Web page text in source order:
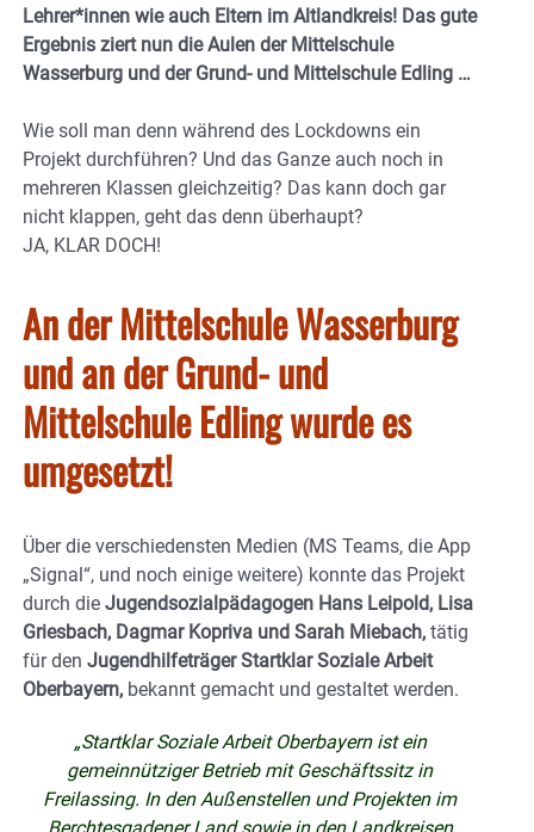
Lehrer*innen wie auch Eltern im Altlandkreis! Das gute
Ergebnis ziert nun die Aulen der Mittelschule
Wasserburg und der Grund- und Mittelschule Edling …
Wie soll man denn während des Lockdowns ein
Projekt durchführen? Und das Ganze auch noch in
mehreren Klassen gleichzeitig? Das kann doch gar
nicht klappen, geht das denn überhaupt?
JA, KLAR DOCH!
An der Mittelschule Wasserburg
und an der Grund- und
Mittelschule Edling wurde es
umgesetzt!
Über die verschiedensten Medien (MS Teams, die App
„Signal“, und noch einige weitere) konnte das Projekt
durch die Jugendsozialpädagogen Hans Leipold, Lisa
Griesbach, Dagmar Kopriva und Sarah Miebach, tätig
für den Jugendhilfeträger Startklar Soziale Arbeit
Oberbayern, bekannt gemacht und gestaltet werden.
„Startklar Soziale Arbeit Oberbayern ist ein
gemeinnütziger Betrieb mit Geschäftssitz in
Freilassing. In den Außenstellen und Projekten im